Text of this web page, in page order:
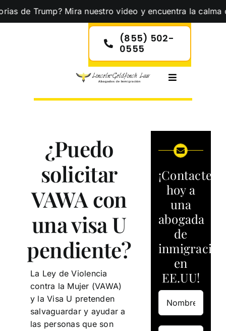
Skip
Mira nuestro video y encuentra la calma que
(855) 502-
0555
Toggle
¿Puedo
solicitar
VAWA con
una visa U
pendiente?
La Ley de Violencia
contra la Mujer (VAWA)
y la Visa U pretenden
salvaguardar y ayudar a
las personas que son
¡Contacte
hoy a
una
abogada
de
inmigración
en
EE.UU!